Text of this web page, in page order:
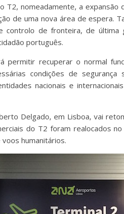
T2, nomeadamente, a expansão
de uma nova área de espera.
controlo de fronteira, de última
português.
recuperar o normal
condições de
nacionais e
Delgado, em Lisboa, vai
do T2 foram realocados
humanitários.